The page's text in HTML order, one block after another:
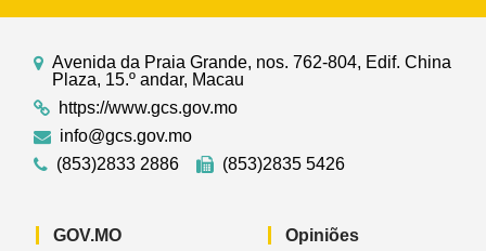
Avenida da Praia Grande, nos. 762-804, Edif. China
Plaza, 15.º andar, Macau
https://www.gcs.gov.mo
info@gcs.gov.mo
(853)2833 2886
(853)2835 5426
GOV.MO Opiniões